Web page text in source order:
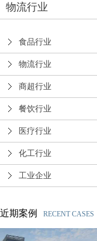
物流行业
食品行业
物流行业
商超行业
餐饮行业
医疗行业
化工行业
工业企业
近期案例 RECENT CASES